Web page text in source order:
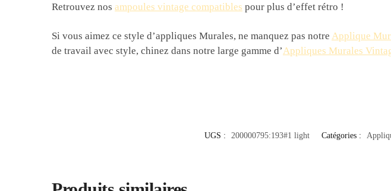
Retrouvez nosampoules vintage compatibles pour plus d’effet rétro !
Si vous aimez ce style d’appliques Murales, ne manquez pas notre Applique
de travail avec style, chinez dans notre large gamme d’Appliques Murales
UGS : 200000795:193#1 light Catégories :